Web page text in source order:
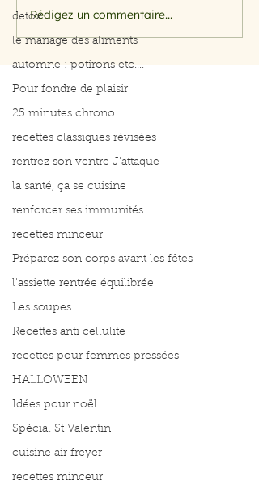
detox
le mariage des aliments
automne : potirons etc....
Pour fondre de plaisir
25 minutes chrono
recettes classiques révisées
rentrez son ventre J'attaque
la santé, ça se cuisine
renforcer ses immunités
recettes minceur
Préparez son corps avant les fêtes
l'assiette rentrée équilibrée
Les soupes
Recettes anti cellulite
recettes pour femmes pressées
HALLOWEEN
Idées pour noël
Spécial St Valentin
cuisine air freyer
recettes minceur
on mange quoi ce soir
Rédigez un commentaire...